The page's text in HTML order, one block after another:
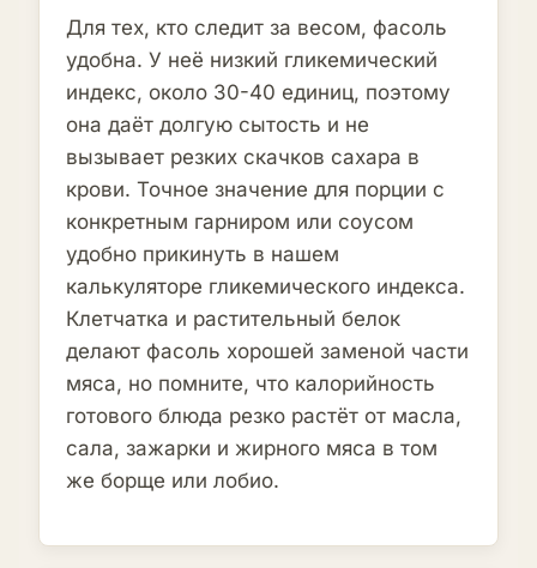
Для тех, кто следит за весом, фасоль
удобна. У неё низкий гликемический
индекс, около 30-40 единиц, поэтому
она даёт долгую сытость и не
вызывает резких скачков сахара в
крови. Точное значение для порции с
конкретным гарниром или соусом
удобно прикинуть в нашем
калькуляторе гликемического индекса.
Клетчатка и растительный белок
делают фасоль хорошей заменой части
мяса, но помните, что калорийность
готового блюда резко растёт от масла,
сала, зажарки и жирного мяса в том
же борще или лобио.